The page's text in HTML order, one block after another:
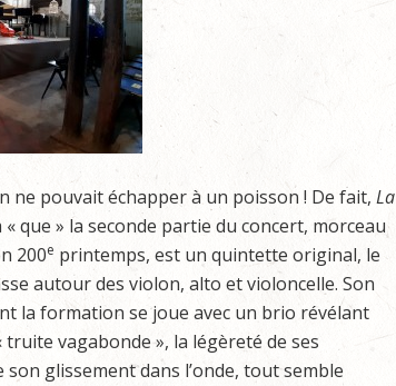
ne pouvait échapper à un poisson ! De fait, La
que » la seconde partie du concert, morceau
200e printemps, est un quintette original, le
autour des violon, alto et violoncelle. Son
la formation se joue avec un brio révélant
vagabonde », la légèreté de ses
glissement dans l’onde, tout semble